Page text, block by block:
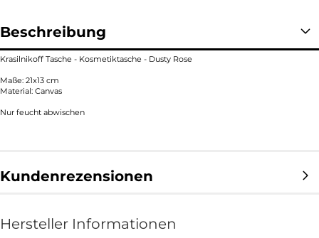
Beschreibung
Krasilnikoff Tasche - Kosmetiktasche - Dusty Rose
Maße: 21x13 cm
Material: Canvas
Nur feucht abwischen
Kundenrezensionen
Hersteller Informationen